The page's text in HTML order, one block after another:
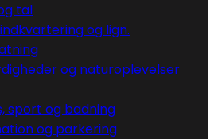
tal
og lign.
og naturoplevelser
sport og badning
og parkering